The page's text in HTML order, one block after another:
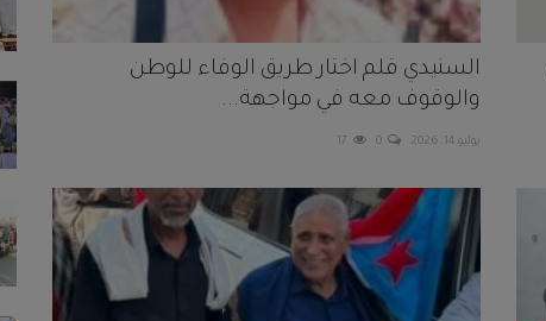
السنيدي قلم اختار طريق الوفاء للوطن
والوقوف معه في مواجهة...
يوليو 14, 2026 0
17